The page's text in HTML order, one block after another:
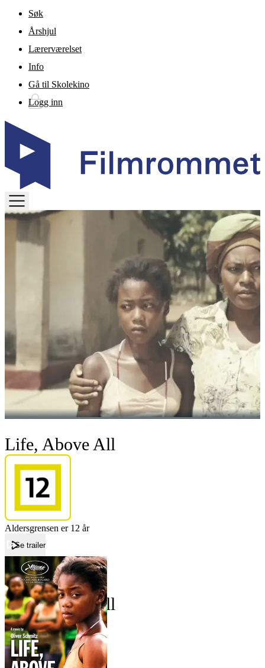
Gå til hovedinnhold
Søk
Årshjul
Lærerværelset
Info
Gå til Skolekino
Logg inn
TOGGLE
MENU
Life, Above All
Aldersgrensen er 12 år
Se trailer
ForsideLife, Above All
Life, Above All
Film
Forfatter:
Leverandør:
Norgesfilm AS
Lisens: